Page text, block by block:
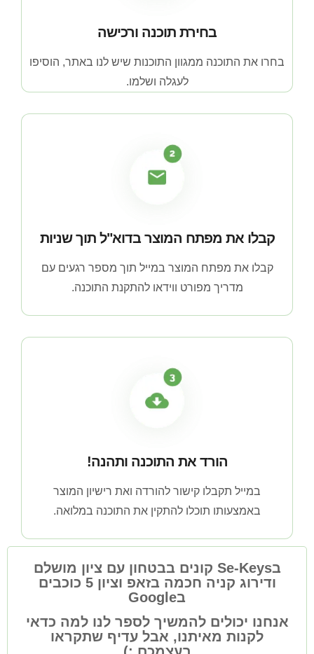
בחירת תוכנה ורכישה
בחרו את התוכנה ממגוון התוכנות שיש לנו באתר, הוסיפו
לעגלה ושלמו.
קבלו את מפתח המוצר בדוא"ל תוך שניות
קבלו את מפתח המוצר במייל תוך מספר רגעים עם
מדריך מפורט ווידאו להתקנת התוכנה.
הורד את התוכנה ותהנה!
במייל תקבלו קישור להורדה ואת רישיון המוצר
באמצעותו תוכלו להתקין את התוכנה במלואה.
בSe-Keys קונים בבטחון עם ציון מושלם
ודירוג קניה חכמה בזאפ וציון 5 כוכבים
בGoogle
אנחנו יכולים להמשיך לספר לנו למה כדאי
לקנות מאיתנו, אבל עדיף שתקראו